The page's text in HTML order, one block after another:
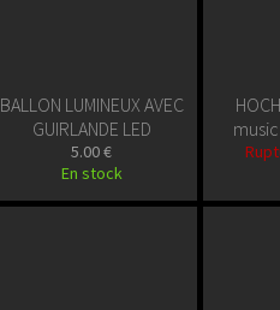
BALLON LUMINEUX AVEC
GUIRLANDE LED
5.00 €
En stock